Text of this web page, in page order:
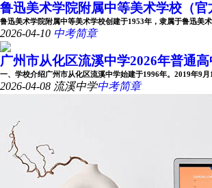
鲁迅美术学院附属中等美术学校（官
鲁迅美术学院附属中等美术学校创建于1953年，隶属于鲁迅美
2026-04-10 中考简章
广州市从化区流溪中学2026年普通
一、学校介绍广州市从化区流溪中学始建于1996年。2019年9
2026-04-08 流溪中学中考简章